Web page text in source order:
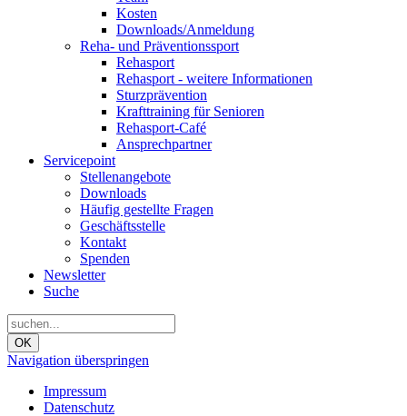
Kosten
Downloads/Anmeldung
Reha- und Präventionssport
Rehasport
Rehasport - weitere Informationen
Sturzprävention
Krafttraining für Senioren
Rehasport-Café
Ansprechpartner
Servicepoint
Stellenangebote
Downloads
Häufig gestellte Fragen
Geschäftsstelle
Kontakt
Spenden
Newsletter
Suche
OK
Navigation überspringen
Impressum
Datenschutz